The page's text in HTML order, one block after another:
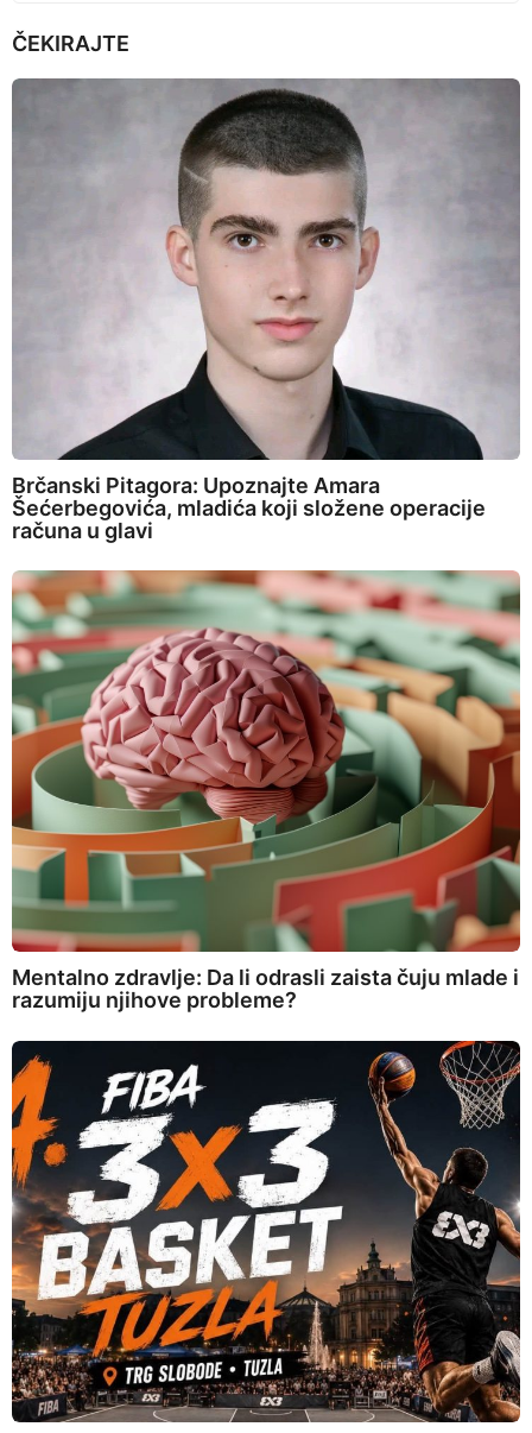
ČEKIRAJTE
Brčanski Pitagora: Upoznajte Amara
Šećerbegovića, mladića koji složene operacije
računa u glavi
Mentalno zdravlje: Da li odrasli zaista čuju mlade i
razumiju njihove probleme?